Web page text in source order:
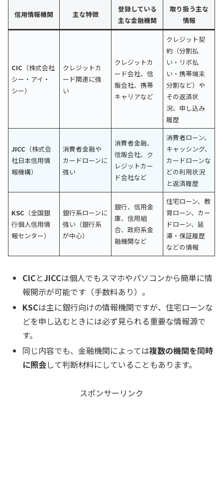
信用情報機関 主な特徴
登録している
主な金融機関
取り扱う主な
情報
CIC （株式会社
シー・アイ・
シー）
クレジットカ
ード関連に強
い
クレジットカ
ード会社、信
販会社、携帯
キャリアなど
クレジット契
約（分割払
い・リボ払
い・携帯端末
分割など）や
その返済状
況、申し込み
履歴
JICC （株式会
社日本信用情
報機構）
消費者金融や
カードローンに
強い
消費者金融、
信販会社、ク
レジットカー
ド会社など
消費者ローン、
キャッシング、
カードローンな
どの利用状況
と返済履歴
KSC （全国銀
行個人信用情
報センター）
銀行系ローンに
強い（銀行系
が中心）
銀行、信用金
庫、信用組
合、政府系金
融機関など
住宅ローン、教
育ローン、カー
ドローン、延
滞・保証履歴
などの情報
CICとJICCは個人でもスマホやパソコンから簡単に情
報開示が可能です（手数料あり）。
KSCは主に銀行向けの情報機関ですが、住宅ローンな
どを申し込むときには必ず見られる重要な情報源で
す。
同じ内容でも、金融機関によっては複数の機関を同時
に照会して判断材料にしていることもあります。
スポンサーリンク